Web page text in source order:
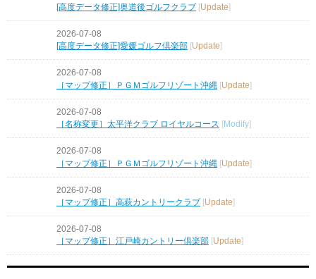
[高度データ修正]奥道後ゴルフクラブ [Update]
2026-07-08
[高度データ修正]愛媛ゴルフ倶楽部 Update
2026-07-08
［マップ修正］ＰＧＭゴルフリゾート沖縄 [Update]
2026-07-08
［名称変更］太平洋クラブ ロイヤルコース [Modify]
2026-07-08
［マップ修正］ＰＧＭゴルフリゾート沖縄 [Update]
2026-07-08
［マップ修正］高萩カントリークラブ [Update]
2026-07-08
［マップ修正］江戸崎カントリー倶楽部 Update